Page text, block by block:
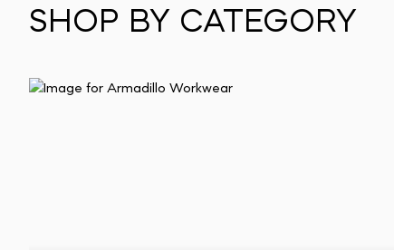
SHOP BY CATEGORY